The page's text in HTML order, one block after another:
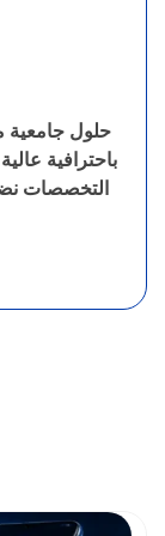
حلول جامعية
باحترافية
التخصصات